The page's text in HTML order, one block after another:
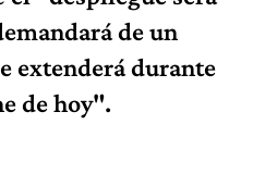
de un
extenderá durante
de hoy".